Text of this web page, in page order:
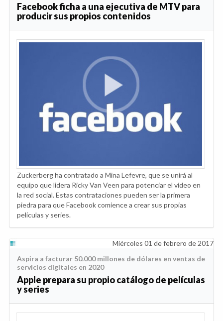
Facebook ficha a una ejecutiva de MTV para
producir sus propios contenidos
Zuckerberg ha contratado a Mina Lefevre, que se unirá al
equipo que lidera Ricky Van Veen para potenciar el vídeo en
la red social. Estas contrataciones pueden ser la primera
piedra para que Facebook comience a crear sus propias
películas y series.
Miércoles 01 de febrero de 2017
Aspira a facturar 50.000 millones de dólares en ventas de
servicios digitales en 2020
Apple prepara su propio catálogo de películas
y series